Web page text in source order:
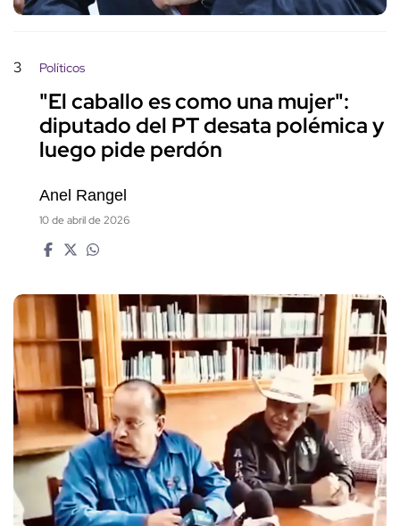
3 Políticos
"El caballo es como una mujer":
diputado del PT desata polémica y
luego pide perdón
Anel Rangel
10 de abril de 2026